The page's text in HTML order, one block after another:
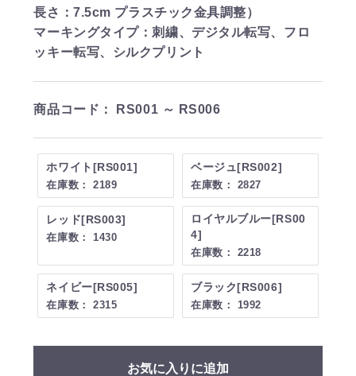
長さ：7.5cm プラスチック金具調整）
マーキングタイプ：刺繍、デジタル転写、フロ
ッキー転写、シルクプリント
商品コード： RS001 ～ RS006
ホワイト[RS001]
在庫数：2189
ベージュ[RS002]
在庫数： 2827
レッド[RS003]
在庫数：1430
ロイヤルブルー[RS00
4]
在庫数： 2218
ネイビー[RS005]
在庫数：2315
ブラック[RS006]
在庫数： 1992
お気に入りに追加